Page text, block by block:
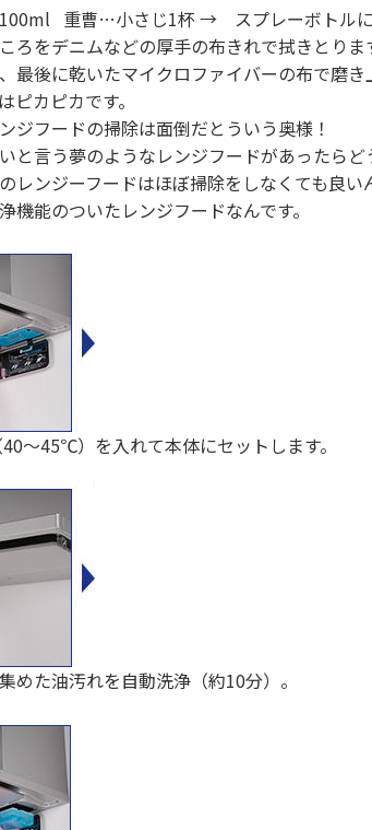
重曹…小さじ1杯 → スプレーボトルに
をデニムなどの厚手の布きれで拭きとりま
後に乾いたマイクロファイバーの布で磨き
ピカピカです。
ジフードの掃除は面倒だとういう奥様！
と言う夢のようなレンジフードがあったらど
レンジーフードはほぼ掃除をしなくても良い
機能のついたレンジフードなんです。
～45℃）を入れて本体にセットします。
た油汚れを自動洗浄（約10分）。